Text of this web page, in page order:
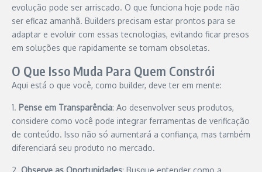
evolução pode ser arriscado. O que funciona hoje pode não
ser eficaz amanhã. Builders precisam estar prontos para se
adaptar e evoluir com essas tecnologias, evitando ficar presos
em soluções que rapidamente se tornam obsoletas.
O Que Isso Muda Para Quem Constrói
Aqui está o que você, como builder, deve ter em mente:
1. Pense em Transparência: Ao desenvolver seus produtos,
considere como você pode integrar ferramentas de verificação
de conteúdo. Isso não só aumentará a confiança, mas também
diferenciará seu produto no mercado.